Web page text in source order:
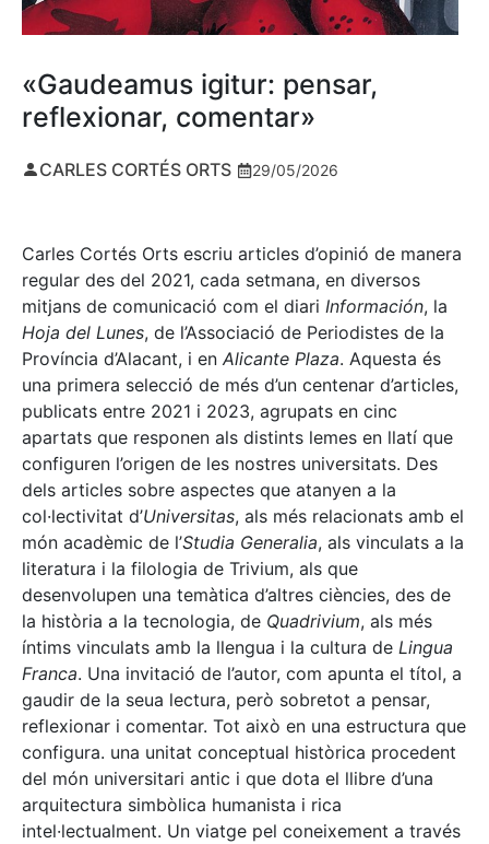
«Gaudeamus igitur: pensar,
reflexionar, comentar»
CARLES CORTÉS ORTS 29/05/2026
Carles Cortés Orts escriu articles d’opinió de manera
regular des del 2021, cada setmana, en diversos
mitjans de comunicació com el diari Información, la
Hoja del Lunes, de l’Associació de Periodistes de la
Província d’Alacant, i en Alicante Plaza. Aquesta és
una primera selecció de més d’un centenar d’articles,
publicats entre 2021 i 2023, agrupats en cinc
apartats que responen als distints lemes en llatí que
configuren l’origen de les nostres universitats. Des
dels articles sobre aspectes que atanyen a la
col·lectivitat d’Universitas, als més relacionats amb el
món acadèmic de l’Studia Generalia, als vinculats a la
literatura i la filologia de Trivium, als que
desenvolupen una temàtica d’altres ciències, des de
la història a la tecnologia, de Quadrivium, als més
íntims vinculats amb la llengua i la cultura de Lingua
Franca. Una invitació de l’autor, com apunta el títol, a
gaudir de la seua lectura, però sobretot a pensar,
reflexionar i comentar. Tot això en una estructura que
configura. una unitat conceptual històrica procedent
del món universitari antic i que dota el llibre d’una
arquitectura simbòlica humanista i rica
intel·lectualment. Un viatge pel coneixement a través